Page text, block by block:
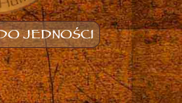
JEDNOŚCI